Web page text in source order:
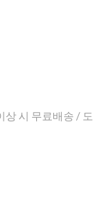
시 무료배송 / 도